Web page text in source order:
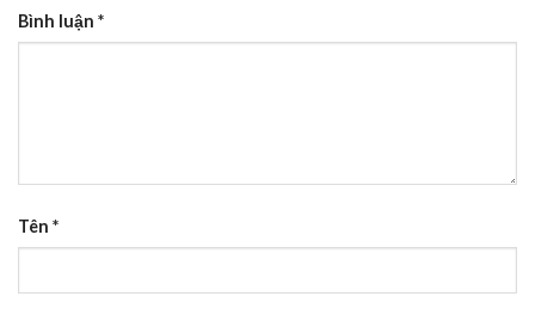
Bình luận *
Tên *